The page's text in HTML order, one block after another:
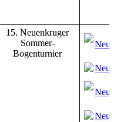
15. Neuenkruger
Sommer-
Bogenturnier